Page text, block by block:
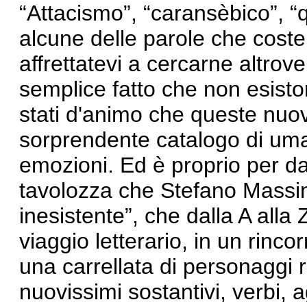
“Attacismo”, “caransèbico”, “
alcune delle parole che
affrettatevi a cercarne
semplice fatto che non
stati d'animo che queste
sorprendente catalogo di
emozioni. Ed è proprio per
tavolozza che Stefano
inesistente”, che dalla A alla
viaggio letterario, in un
una carrellata di personaggi
nuovissimi sostantivi, verbi,